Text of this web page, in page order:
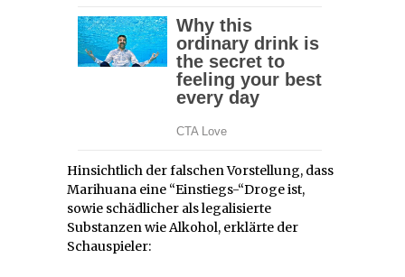
Hinsichtlich der falschen Vorstellung, dass
Marihuana eine “Einstiegs-“Droge ist,
sowie schädlicher als legalisierte
Substanzen wie Alkohol, erklärte der
Schauspieler: